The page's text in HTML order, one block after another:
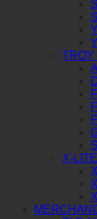
TROY
X-LITE